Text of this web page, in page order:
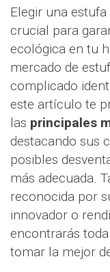
Elegir una
crucial para
ecológica en tu
mercado de
complicado
este artículo te
las principales
destacando sus
posibles
más adecuada.
reconocida por
innovador o
encontrarás
tomar la mejor